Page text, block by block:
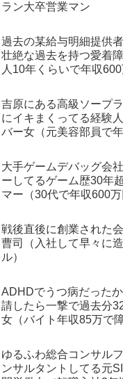
ラン大卒営業マン
過去の某給与明細提供
壮絶な過去を持つ愛着
人10年くらいで年収600
吉原にある高級ソープ
にイキまくってる経験
バー女（元美容部員で
大手ゲームデバッグ会
ーしてるゲーム歴30年
マー（30代で年収600万
戦後直後に創業された
曹司（入社して早々に
ル）
ADHDでうつ病だった
請したら一撃で過去分
女（バイト年収85万で
ゆるふわ総合コンサル
ンサルタントしてる元